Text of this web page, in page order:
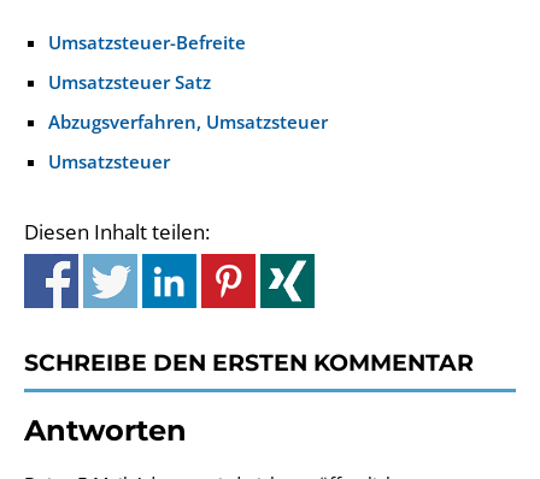
Umsatzsteuer-Befreite
Umsatzsteuer Satz
Abzugsverfahren, Umsatzsteuer
Umsatzsteuer
Diesen Inhalt teilen:
SCHREIBE DEN ERSTEN KOMMENTAR
Antworten